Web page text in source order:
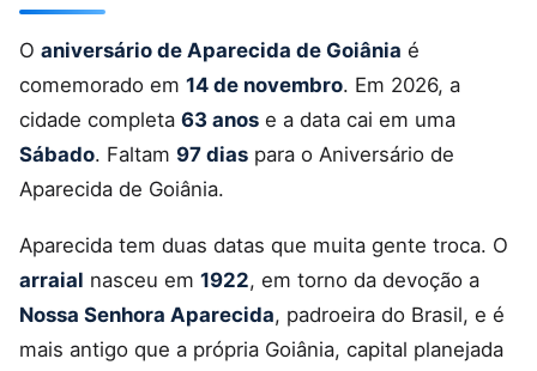
O aniversário de Aparecida de Goiânia é
comemorado em 14 de novembro. Em 2026, a
cidade completa 63 anos e a data cai em uma
Sábado. Faltam 97 dias para o Aniversário de
Aparecida de Goiânia.
Aparecida tem duas datas que muita gente troca. O
arraial nasceu em 1922, em torno da devoção a
Nossa Senhora Aparecida, padroeira do Brasil, e é
mais antigo que a própria Goiânia, capital planejada